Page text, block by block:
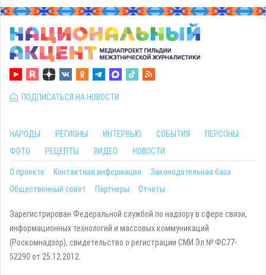
ПОДПИСАТЬСЯ НА НОВОСТИ
НАРОДЫ РЕГИОНЫ ИНТЕРВЬЮ СОБЫТИЯ
ПЕРСОНЫ
ФОТО
РЕЦЕПТЫ ВИДЕО НОВОСТИ
О проекте Контактная информация
Законодательная база
Общественный совет
Партнеры Отчеты
Зарегистрирован Федеральной службой по надзору в сфере связи,
информационных технологий и массовых коммуникаций
(Роскомнадзор), свидетельство о регистрации СМИ Эл № ФС77-
52290 от 25.12.2012.